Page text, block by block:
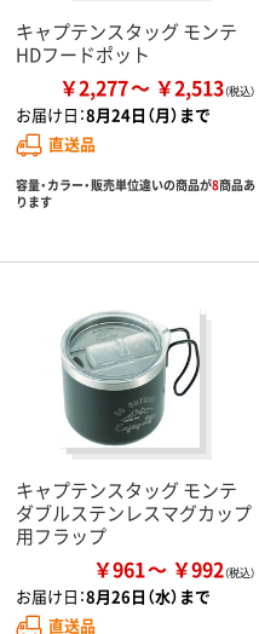
キャプテンスタッグ モンテ
HDフードポット
￥2,277 ￥2,513
お届け日：8月24日（月）まで
直送品
容量・カラー・販売単位違いの商品が8商品あ
ります
キャプテンスタッグ モンテ
ダブルステンレスマグカップ
用フラップ
￥961 ￥992
お届け日：8月26日（水）まで
直送品